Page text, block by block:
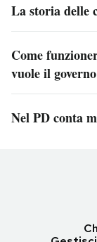
La storia delle
Come
vuole il governo
Nel PD conta